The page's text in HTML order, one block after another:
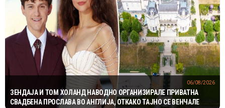
ЗЕНДАЈА И ТОМ ХОЛАНД НАВОДНО ОРГАНИЗИРАЛЕ ПРИВАТНА
СВАДБЕНА ПРОСЛАВА ВО АНГЛИЈА, ОТКАКО ТАЈНО СЕ ВЕНЧАЛЕ
06/08/2026